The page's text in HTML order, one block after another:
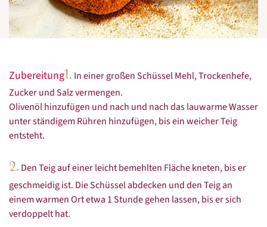
Zubereitung1. In einer großen Schüssel Mehl, Trockenhefe,
Zucker und Salz vermengen.
Olivenöl hinzufügen und nach und nach das lauwarme Wasser
unter ständigem Rühren hinzufügen, bis ein weicher Teig
entsteht.
2. Den Teig auf einer leicht bemehlten Fläche kneten, bis er
geschmeidig ist. Die Schüssel abdecken und den Teig an
einem warmen Ort etwa 1 Stunde gehen lassen, bis er sich
verdoppelt hat.